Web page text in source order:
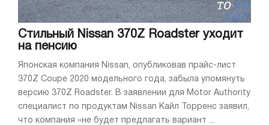
Стильный Nissan 370Z Roadster уходит
на пенсию
Японская компания Nissan, опубликовав прайс-лист
370Z Coupe 2020 модельного года, забыла упомянуть
версию 370Z Roadster. В заявлении для Motor Authority
специалист по продуктам Nissan Кайл Торренс заявил,
что компания «не будет предлагать вариант ...